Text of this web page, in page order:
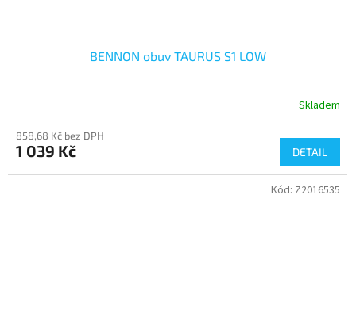
BENNON obuv TAURUS S1 LOW
Skladem
858,68 Kč bez DPH
1 039 Kč DETAIL
Kód: Z2016535